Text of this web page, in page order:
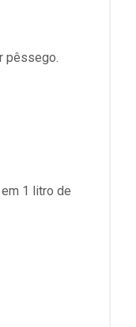
pêssego.
1 litro de